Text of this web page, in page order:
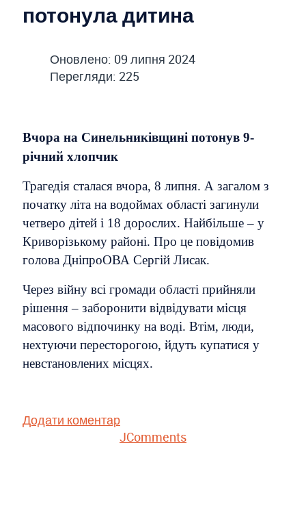
потонула дитина
Оновлено: 09 липня 2024
Перегляди: 225
Вчора на Синельниківщині потонув 9-
річний хлопчик
Трагедія сталася вчора, 8 липня. А загалом з
початку літа на водоймах області загинули
четверо дітей і 18 дорослих. Найбільше – у
Криворізькому районі. Про це повідомив
голова ДніпроОВА Сергій Лисак.
Через війну всі громади області прийняли
рішення – заборонити відвідувати місця
масового відпочинку на воді. Втім, люди,
нехтуючи пересторогою, йдуть купатися у
невстановлених місцях.
Додати коментар
JComments